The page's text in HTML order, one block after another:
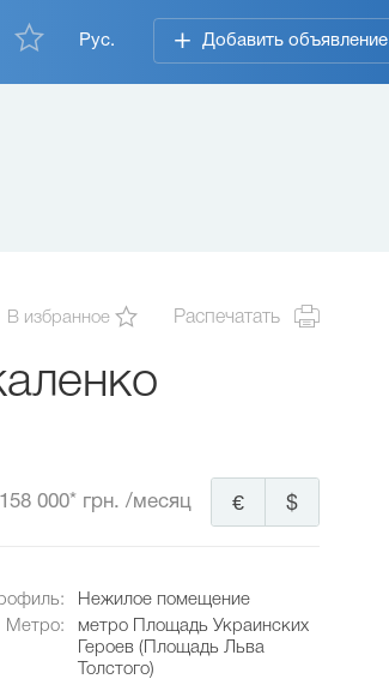
Рус. Добавить объявление
В избранное Распечатать
158 000* грн. /месяц $
€
Нежилое помещение
Метро:
метро Площадь Украинских
Героев (Площадь Льва
Толстого)